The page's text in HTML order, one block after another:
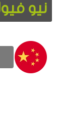
نيو